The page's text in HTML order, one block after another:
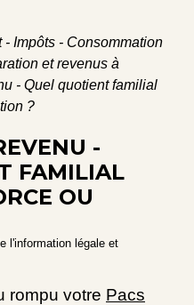
- Impôts - Consommation
et revenus à
- Quel quotient familial
?
-
FAMILIAL
OU
l'information légale et
rompu votre Pacs